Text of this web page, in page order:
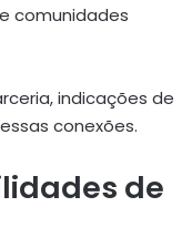
comunidades
indicações de
conexões.
de